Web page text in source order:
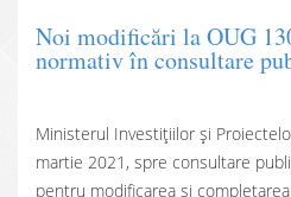
Noi modificări la OUG
normativ în consultare
Ministerul Investițiilor și
martie 2021, spre consultare
pentru modificarea și